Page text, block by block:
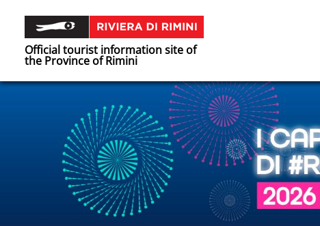
Official tourist information site of
the Province of Rimini